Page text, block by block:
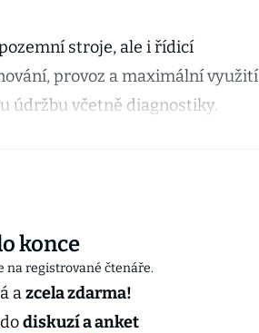
stroje, ale i řídicí
provoz a maximální využití
údržbu včetně diagnostiky.
konce
na registrované čtenáře.
azcela zdarma!
diskuzí a anket